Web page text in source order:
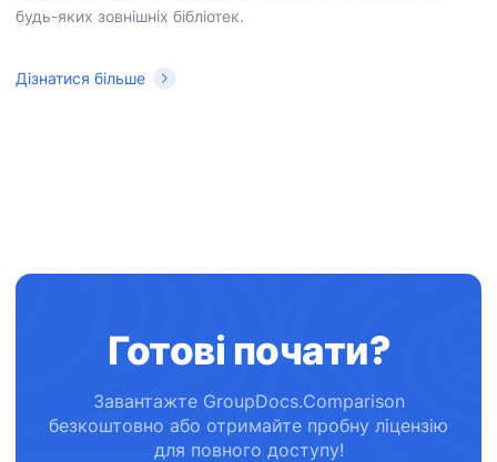
будь-яких зовнішніх бібліотек.
Дізнатися більше
Готові почати?
Завантажте GroupDocs.Comparison
безкоштовно або отримайте пробну ліцензію
для повного доступу!